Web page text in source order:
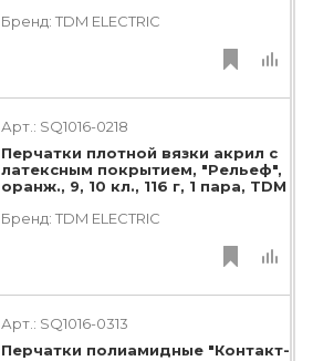
Бренд: TDM ЕLECTRIC
Арт.: SQ1016-0218
Перчатки плотной вязки акрил с
латексным покрытием, "Рельеф",
оранж., 9, 10 кл., 116 г, 1 пара, TDM
Бренд: TDM ЕLECTRIC
Арт.: SQ1016-0313
Перчатки полиамидные "Контакт-